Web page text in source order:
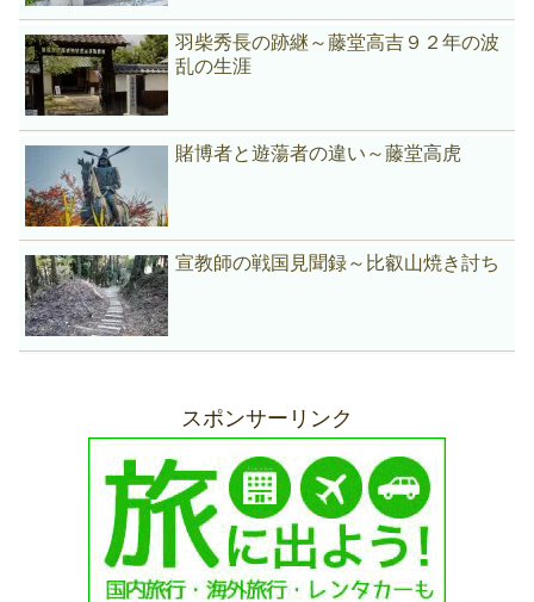
羽柴秀長の跡継～藤堂高吉９２年の波
乱の生涯
賭博者と遊蕩者の違い～藤堂高虎
宣教師の戦国見聞録～比叡山焼き討ち
スポンサーリンク